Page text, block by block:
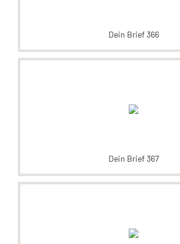
Dein Brief 366
Dein Brief 367